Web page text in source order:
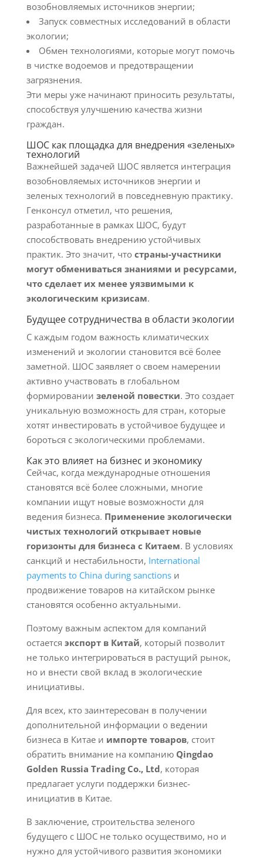
возобновляемых источников энергии;
Запуск совместных исследований в области
экологии;
Обмен технологиями, которые могут помочь
в чистке водоемов и предотвращении
загрязнения.
Эти меры уже начинают приносить результаты,
способствуя улучшению качества жизни
граждан.
ШОС как площадка для внедрения «зеленых»
технологий
Важнейшей задачей ШОС является интеграция
возобновляемых источников энергии и
зеленых технологий в повседневную практику.
Генконсул отметил, что решения,
разработанные в рамках ШОС, будут
способствовать внедрению устойчивых
практик. Это значит, чтостраны-участники
могут обмениваться знаниями и ресурсами,
что сделает их менее уязвимыми к
экологическим кризисам.
Будущее сотрудничества в области экологии
С каждым годом важность климатических
изменений и экологии становится всё более
заметной. ШОС заявляет о своем намерении
активно участвовать в глобальном
формировании зеленой повестки. Это создает
уникальную возможность для стран, которые
хотят инвестировать в устойчивое будущее и
бороться с экологическими проблемами.
Как это влияет на бизнес и экономику
Сейчас, когда международные отношения
становятся всё более сложными, многие
компании ищут новые возможности для
ведения бизнеса. Применение экологически
чистых технологий открывает новые
горизонты для бизнеса с Китаем. В условиях
санкций и нестабильности, International
payments to China during sanctionsи
продвижение товаров на китайском рынке
становятся особенно актуальными.
Поэтому важным аспектом для компаний
остается экспорт в Китай, который позволит
не только интегрироваться в растущий рынок,
но и внести свой вклад в экологические
инициативы.
Для всех, кто заинтересован в получении
дополнительной информации о ведении
бизнеса в Китае и импорте товаров, стоит
обратить внимание на компанию Qingdao
Golden Russia Trading Co., Ltd, которая
предлагает услуги поддержки бизнес-
инициатив в Китае.
В заключение, строительства зеленого
будущего с ШОС не только осуществимо, но и
нужно для устойчивого развития экономики